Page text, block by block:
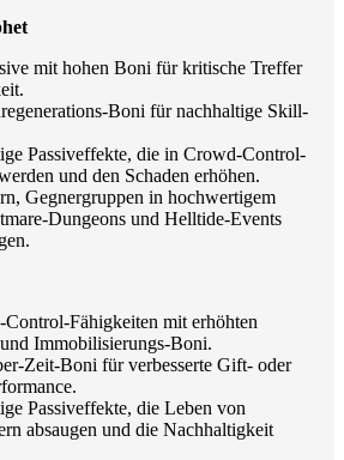
mit hohen Boni für kritische Treffer
Boni für nachhaltige Skill-
Passiveffekte, die in Crowd-Control-
und den Schaden erhöhen.
Gegnergruppen in hochwertigem
Dungeons und Helltide-Events
Control-Fähigkeiten mit erhöhten
Immobilisierungs-Boni.
Zeit-Boni für verbesserte Gift- oder
Passiveffekte, die Leben von
absaugen und die Nachhaltigkeit